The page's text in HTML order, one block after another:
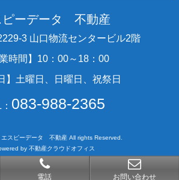
電話 お問い合わせ
ピーデータ 不動産
3 山口物流センタービル2階
業時間】10：00～18：00
】土曜日、日曜日、祝祭日
083-988-2365
スピーデータ 不動産 All rights Reserved.
by 不動産クラウドオフィス